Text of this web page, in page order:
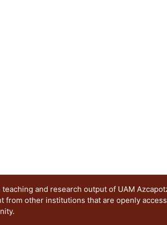
and research output of UAM
other institutions that are openly